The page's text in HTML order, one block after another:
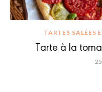
TARTES SALÉES
Tarte à la